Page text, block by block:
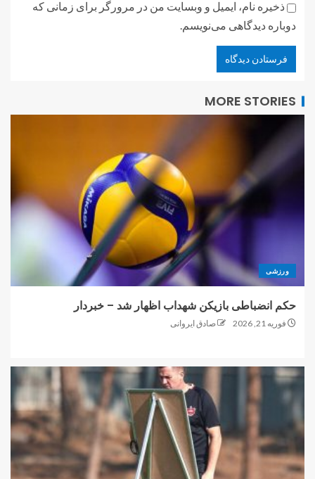
ذخیره نام، ایمیل و وبسایت من در مرورگر برای زمانی که
دوباره دیدگاهی می‌نویسم.
MORE STORIES
ورزشی
حکم انضباطی بازیکن شهداب اظهار شد – خبردار
فوریه 21, 2026 صادق ایروانی